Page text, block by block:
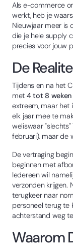
Als e-commerce
werkt, heb je
Nieuwjaar meer is
die je hele supply
precies voor jouw
De
Tijdens en na het
met 4 tot 8
extreem, maar het
elk jaar mee te
weliswaar
februari), maar de
De vertraging
beginnen met
Iedereen wil
verzonden krijgen.
terugkeer naar
personeel terug te
achterstand weg
Waarom